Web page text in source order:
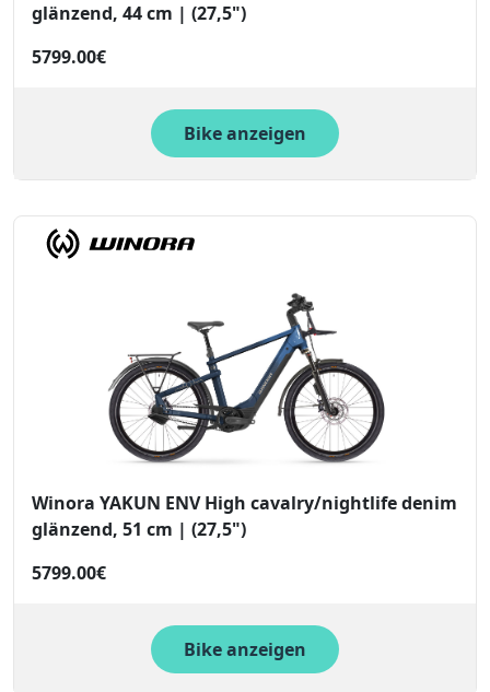
glänzend, 44 cm | (27,5")
5799.00€
Bike anzeigen
Winora YAKUN ENV High cavalry/nightlife denim
glänzend, 51 cm | (27,5")
5799.00€
Bike anzeigen